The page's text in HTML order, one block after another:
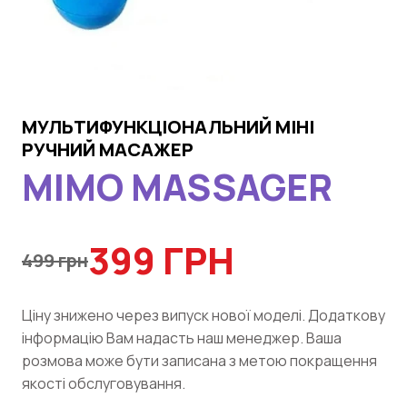
МУЛЬТИФУНКЦІОНАЛЬНИЙ МІНІ
РУЧНИЙ МАСАЖЕР
MIMO MASSAGER
499 грн399 ГРН
Цiну знижено через випуск нової моделi. Додаткову
iнформацiю Вам надасть наш менеджер. Ваша
розмова може бути записана з метою покращення
якостi обслуговування.